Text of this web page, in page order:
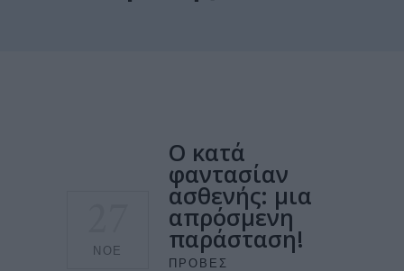
ΝΟΈ
Ο κατά
φαντασίαν
ασθενής: μια
απρόσμενη
παράσταση!
ΠΡΌΒΕΣ